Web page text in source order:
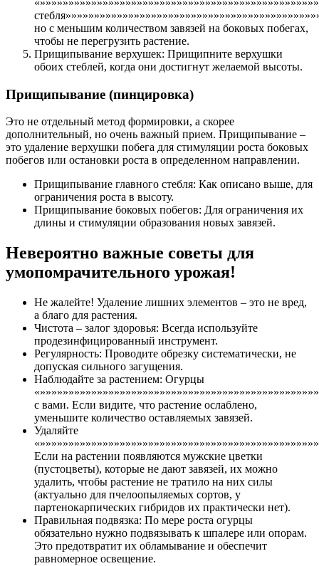
но с меньшим количеством завязей на боковых побегах,
чтобы не перегрузить растение.
Прищипывание верхушек: Прищипните верхушки
обоих стеблей, когда они достигнут желаемой высоты.
Прищипывание (пинцировка)
Это не отдельный метод формировки, а скорее
дополнительный, но очень важный прием. Прищипывание –
это удаление верхушки побега для стимуляции роста боковых
побегов или остановки роста в определенном направлении.
Прищипывание главного стебля: Как описано выше, для
ограничения роста в высоту.
Прищипывание боковых побегов: Для ограничения их
длины и стимуляции образования новых завязей.
Невероятно важные советы для
умопомрачительного урожая!
Не жалейте! Удаление лишних элементов – это не вред,
а благо для растения.
Чистота – залог здоровья: Всегда используйте
продезинфицированный инструмент.
Регулярность: Проводите обрезку систематически, не
допуская сильного загущения.
Наблюдайте за растением: Огурцы
с вами. Если видите, что растение ослаблено,
уменьшите количество оставляемых завязей.
Удаляйте
Если на растении появляются мужские цветки
(пустоцветы), которые не дают завязей, их можно
удалить, чтобы растение не тратило на них силы
(актуально для пчелоопыляемых сортов, у
партенокарпических гибридов их практически нет).
Правильная подвязка: По мере роста огурцы
обязательно нужно подвязывать к шпалере или опорам.
Это предотвратит их обламывание и обеспечит
равномерное освещение.